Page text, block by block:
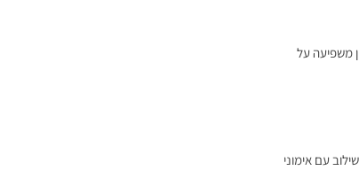
משפיעה על
עם אימוני